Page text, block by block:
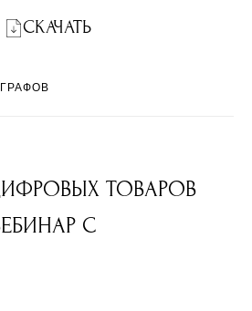
СКАЧАТЬ
ТОВАРОВ
С